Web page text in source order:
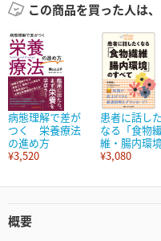
この商品を買った人は
病態理解で差が
つく 栄養療法
の進め方
¥3,520
患者に話し
なる「食物
維・腸内環
¥3,080
概要